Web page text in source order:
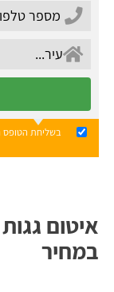
בשליחת
איטום
במחיר